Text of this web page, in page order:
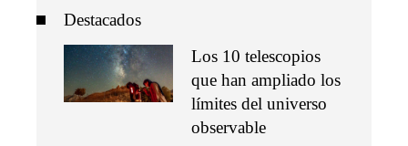
Destacados
Los 10 telescopios
que han ampliado los
límites del universo
observable